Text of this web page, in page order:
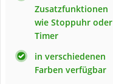
Zusatzfunktionen
wie Stoppuhr oder
Timer
in verschiedenen
Farben verfügbar